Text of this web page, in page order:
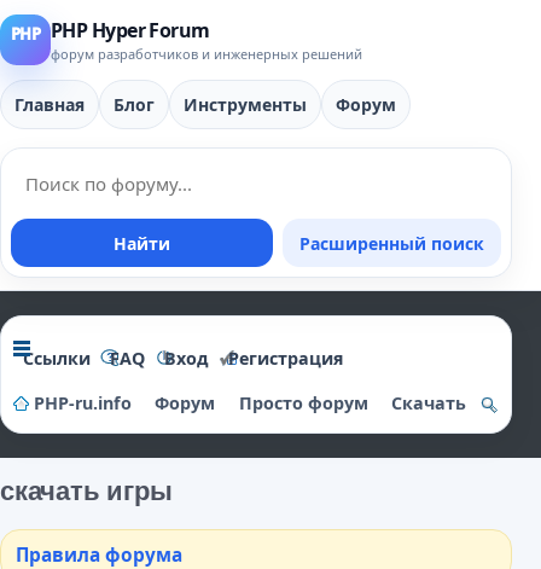
PHP Hyper Forum
форум разработчиков и инженерных решений
Главная Блог Инструменты Форум
Найти Расширенный поиск
Ссылки FAQ Вход
Регистрация
PHP-ru.info
Форум Просто форум
Скачать
скачать игры
Правила форума